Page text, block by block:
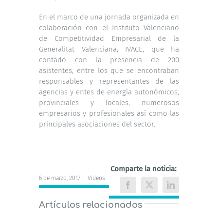
En el marco de una jornada organizada en
colaboración con el Instituto Valenciano
de Competitividad Empresarial de la
Generalitat Valenciana, IVACE, que ha
contado con la presencia de 200
asistentes, entre los que se encontraban
responsables y representantes de las
agencias y entes de energía autonómicos,
provinciales y locales, numerosos
empresarios y profesionales así como las
principales asociaciones del sector.
6 de marzo, 2017 Vídeos
Comparte la noticia:
Facebook
X LinkedIn
Artículos relacionados